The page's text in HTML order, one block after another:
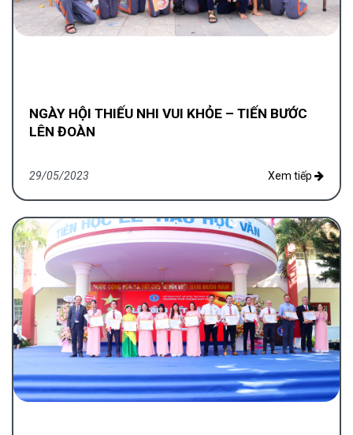
NGÀY HỘI THIẾU NHI VUI KHỎE – TIẾN BƯỚC
LÊN ĐOÀN
29/05/2023 Xem tiếp